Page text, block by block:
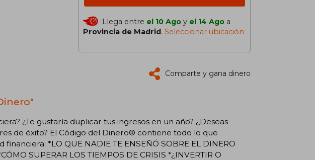
Llega entre el 10 Ago y el 14 Ago a
Provincia de Madrid. Seleccionar ubicación
Comparte y gana dinero
¿Te gustaría duplicar tus ingresos en un año? ¿Deseas
de éxito? El Código del Dinero® contiene todo lo que
*LO QUE NADIE TE ENSEÑÓ SOBRE EL DINERO
SUPERAR LOS TIEMPOS DE CRISIS *¿INVERTIR O